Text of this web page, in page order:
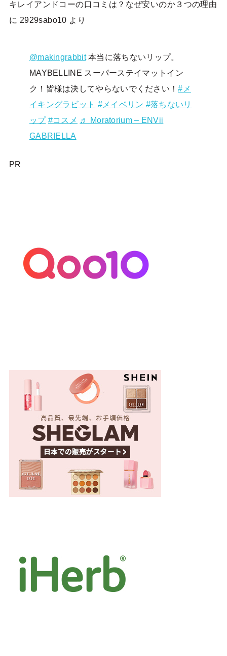
キレイアンドコーの口コミは？なぜ安いのか３つの理由
に 2929sabo10 より
@makingrabbit本当に落ちないリップ。
MAYBELLINE スーパーステイマットイン
ク！皆様は決してやらないでください！#メ
イキングラビット #メイベリン #落ちないリ
ップ #コスメ ♬ Moratorium – ENVii
GABRIELLA
PR